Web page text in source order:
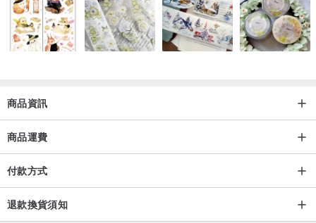
商品資訊
商品運費
付款方式
退款換貨須知